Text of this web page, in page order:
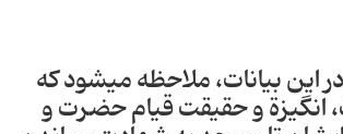
با اندكي دقّت در اين بيانات، ملاحظه مي‎شود كه
انگيزة و حقيقت قيام حضرت و